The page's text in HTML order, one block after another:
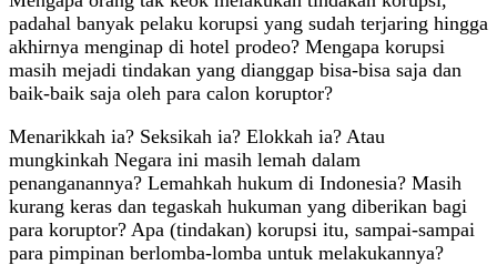
padahal banyak pelaku korupsi yang sudah terjaring hingga
akhirnya menginap di hotel prodeo? Mengapa korupsi
masih mejadi tindakan yang dianggap bisa-bisa saja dan
baik-baik saja oleh para calon koruptor?
Menarikkah ia? Seksikah ia? Elokkah ia? Atau
mungkinkah Negara ini masih lemah dalam
penanganannya? Lemahkah hukum di Indonesia? Masih
kurang keras dan tegaskah hukuman yang diberikan bagi
para koruptor? Apa (tindakan) korupsi itu, sampai-sampai
para pimpinan berlomba-lomba untuk melakukannya?